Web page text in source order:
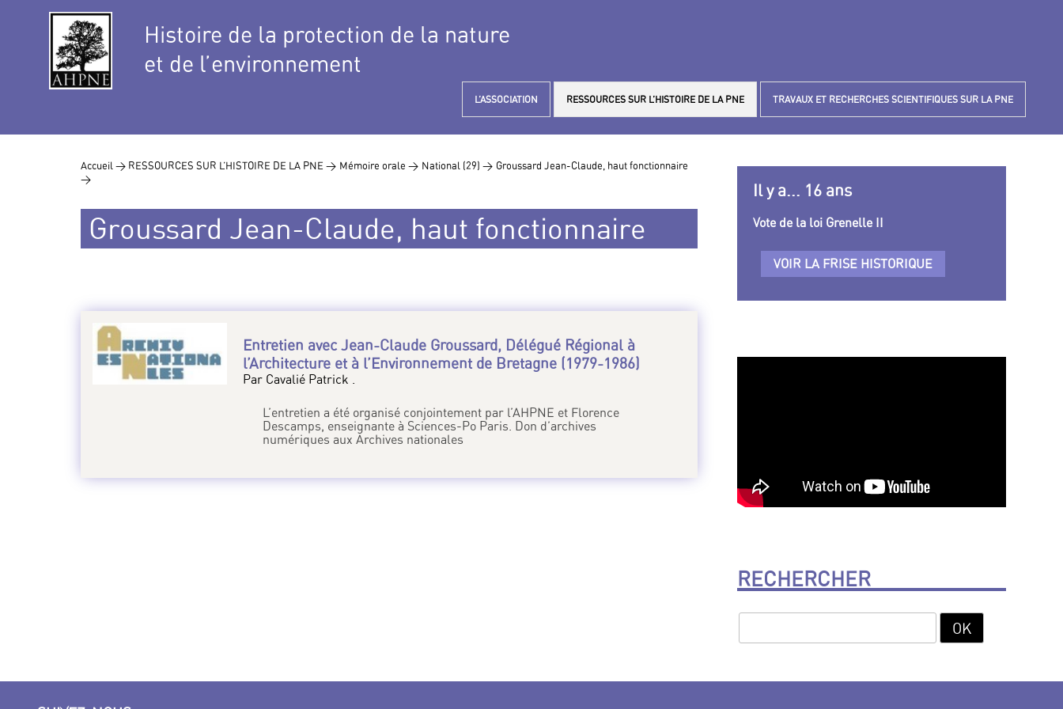
Histoire de la protection de la nature
et de l’environnement
L’ASSOCIATION RESSOURCES SUR L’HISTOIRE DE LA PNE TRAVAUX ET RECHERCHES SCIENTIFIQUES SUR LA PNE
Accueil > RESSOURCES SUR L’HISTOIRE DE LA PNE > Mémoire orale > National (29) > Groussard Jean-Claude, haut fonctionnaire
>
Groussard Jean-Claude, haut fonctionnaire
Entretien avec Jean-Claude Groussard, Délégué Régional à
l’Architecture et à l’Environnement de Bretagne (1979-1986)
Par Cavalié Patrick .
L’entretien a été organisé conjointement par l’AHPNE et Florence
Descamps, enseignante à Sciences-Po Paris. Don d’archives
numériques aux Archives nationales
Il y a... 16 ans
Vote de la loi Grenelle II
VOIR LA FRISE HISTORIQUE
RECHERCHER